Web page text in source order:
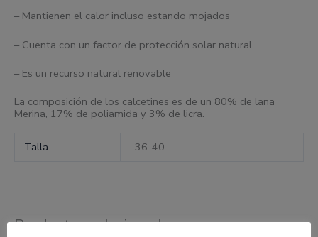
– Mantienen el calor incluso estando mojados
– Cuenta con un factor de protección solar natural
– Es un recurso natural renovable
La composición de los calcetines es de un 80% de lana
Merina, 17% de poliamida y 3% de licra.
Talla 36-40
Productos relacionados